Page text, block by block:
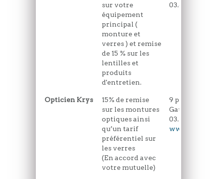
sur votre
équipement
principal (
monture et
verres ) et remise
de 15 % sur les
lentilles et
produits
d'entretien.
03.61.49.50.37
Opticien Krys
15% de remise
sur les montures
optiques ainsi
qu’un tarif
préférentiel sur
les verres
(En accord avec
votre mutuelle)
9 place du
Gaulle
03.21.94.62.52